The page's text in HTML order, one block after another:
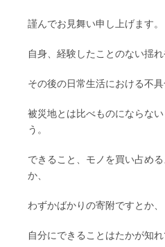
謹んでお見舞い申し上げます。
自身、経験したことのない揺
その後の日常生活における不具
被災地とは比べものにならな
う。
できること、モノを買い占め
か、
わずかばかりの寄附ですとか、
自分にできることはたかが知れ